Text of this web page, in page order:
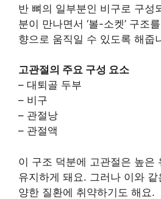
반 뼈의 일부분인 비구로 구성
분이 만나면서 ‘볼-소켓’ 구조
향으로 움직일 수 있도록 해줍
고관절의 주요 구성 요소
– 대퇴골 두부
– 비구
– 관절낭
– 관절액
이 구조 덕분에 고관절은 높은
유지하게 돼요. 그러나 이와
양한 질환에 취약하기도 해요.